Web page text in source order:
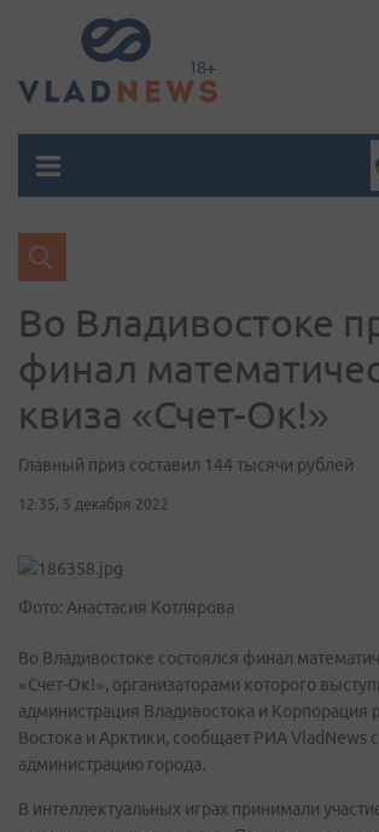
Во Владивостоке
финал
квиза «Счет-Ок!»
Главный приз составил 144 тысячи рублей
12:35, 5 декабря 2022
Фото: Анастасия Котлярова
Во Владивостоке состоялся финал
«Счет-Ок!», организаторами которого
администрация Владивостока и Корпорация
Востока и Арктики, сообщает РИА VladNews
администрацию города.
В интеллектуальных играх принимали